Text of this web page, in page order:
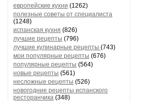
европейские кухни (1262)
полезные советы от специалиста
(1248)
испанская кухня (826)
лучшие рецепты (796)
лучшие кулинарные рецепты (743)
мои популярные рецепты (676)
популярные рецепты (564)
новые рецепты (561)
несложные рецепты (526)
новогодние рецепты испанского
ресторанчика (348)